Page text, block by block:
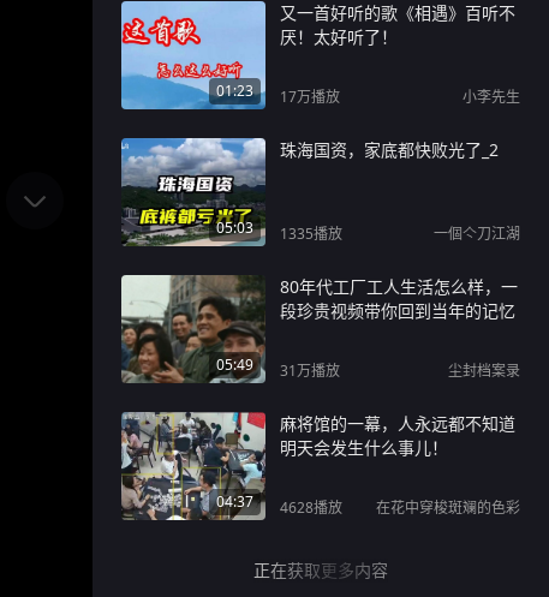
01:23
又一首好听的歌《相遇》百听不
厌！太好听了！
17万播放 小李先生
05:03
珠海国资，家底都快败光了_2
1335播放 一個亽刀江湖
05:49
80年代工厂工人生活怎么样，一
段珍贵视频带你回到当年的记忆
31万播放 尘封档案录
04:37
麻将馆的一幕，人永远都不知道
明天会发生什么事儿！
4628播放 在花中穿梭斑斓的色彩
正在获取更多内容